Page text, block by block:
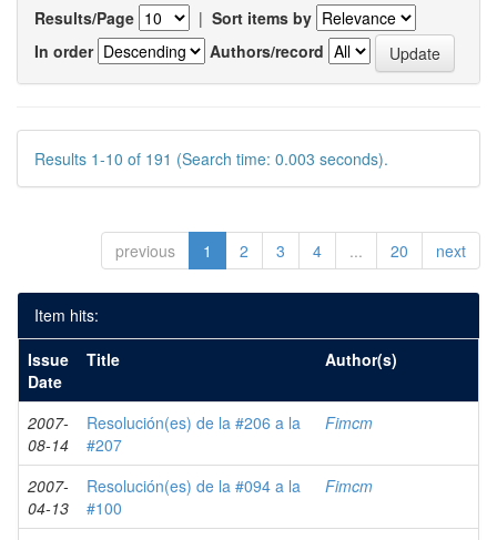
Results/Page | Sort items by
In order
Authors/record
Results 1-10 of 191 (Search time: 0.003 seconds).
previous 1 2 3 4 ... 20 next
Item hits:
Issue
Date
Title Author(s)
2007-
08-14
Resolución(es) de la #206 a la
#207
Fimcm
2007-
04-13
Resolución(es) de la #094 a la
#100
Fimcm